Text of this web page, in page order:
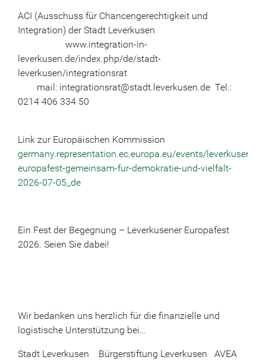
ACI (Ausschuss für Chancengerechtigkeit und
Integration) der Stadt Leverkusen
www.integration-in-
leverkusen.de/index.php/de/stadt-
leverkusen/integrationsrat
mail: integrationsrat@stadt.leverkusen.de Tel.:
0214 406 334 50
Link zur Europäischen Kommission
germany.representation.ec.europa.eu/events/leverkusener-
europafest-gemeinsam-fur-demokratie-und-vielfalt-
2026-07-05_de
Ein Fest der Begegnung – Leverkusener Europafest
2026. Seien Sie dabei!
Wir bedanken uns herzlich für die finanzielle und
logistische Unterstützung bei…
Stadt Leverkusen Bürgerstiftung Leverkusen AVEA